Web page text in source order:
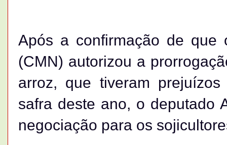
Após a confirmação de que
(CMN) autorizou a
arroz, que tiveram
safra deste ano, o deputado
negociação para os